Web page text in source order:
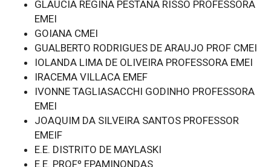
GLAUCIA REGINA PESTANA RISSO PROFESSORA
EMEI
GOIANA CMEI
GUALBERTO RODRIGUES DE ARAUJO PROF CMEI
IOLANDA LIMA DE OLIVEIRA PROFESSORA EMEI
IRACEMA VILLACA EMEF
IVONNE TAGLIASACCHI GODINHO PROFESSORA
EMEI
JOAQUIM DA SILVEIRA SANTOS PROFESSOR
EMEIF
E.E. DISTRITO DE MAYLASKI
E.E. PROFº EPAMINONDAS